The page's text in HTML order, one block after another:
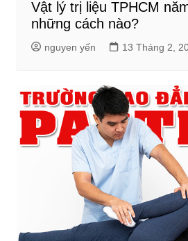
Vật lý trị liệu TPHCM
những cách nào?
nguyen yến 13 Tháng 2,